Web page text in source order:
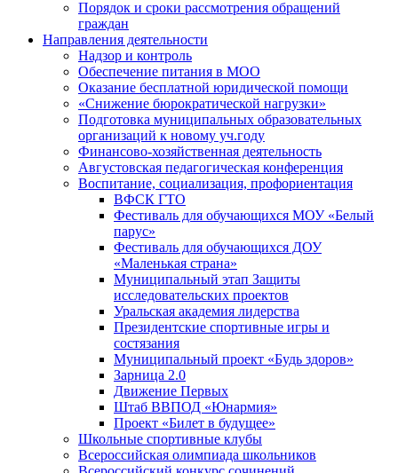
Порядок и сроки рассмотрения обращений
граждан
Направления деятельности
Надзор и контроль
Обеспечение питания в МОО
Оказание бесплатной юридической помощи
«Снижение бюрократической нагрузки»
Подготовка муниципальных образовательных
организаций к новому уч.году
Финансово-хозяйственная деятельность
Августовская педагогическая конференция
Воспитание, социализация, профориентация
ВФСК ГТО
Фестиваль для обучающихся МОУ «Белый
парус»
Фестиваль для обучающихся ДОУ
«Маленькая страна»
Муниципальный этап Защиты
исследовательских проектов
Уральская академия лидерства
Президентские спортивные игры и
состязания
Муниципальный проект «Будь здоров»
Зарница 2.0
Движение Первых
Штаб ВВПОД «Юнармия»
Проект «Билет в будущее»
Школьные спортивные клубы
Всероссийская олимпиада школьников